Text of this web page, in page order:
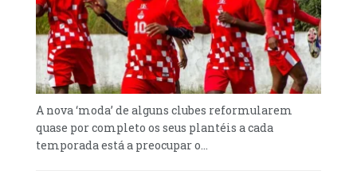
A nova ‘moda’ de alguns clubes reformularem
quase por completo os seus plantéis a cada
temporada está a preocupar o...